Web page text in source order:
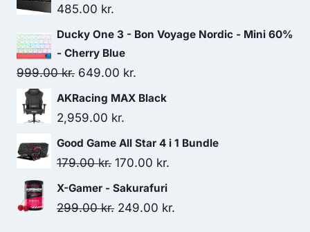
485.00 kr.
Ducky One 3 - Bon Voyage Nordic - Mini 60%
- Cherry Blue
999.00kr. Original
price
was:
649.00 kr.
price
AKRacing MAX Black
2,959.00 kr.
Good Game All Star 4 i 1 Bundle
179.00kr. Original
price
was:
170.00 kr.
is:
X-Gamer - Sakurafuri
299.00kr. Original
249.00 kr.